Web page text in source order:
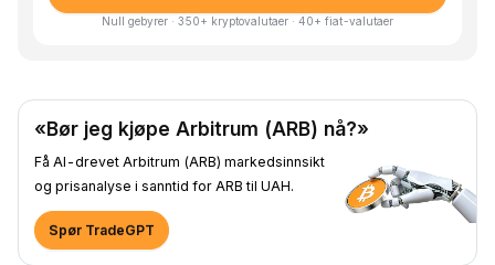
Null gebyrer · 350+ kryptovalutaer · 40+ fiat-valutaer
«Bør jeg kjøpe Arbitrum (ARB) nå?»
Få AI-drevet Arbitrum (ARB) markedsinnsikt
og prisanalyse i sanntid for ARB til UAH.
Spør TradeGPT